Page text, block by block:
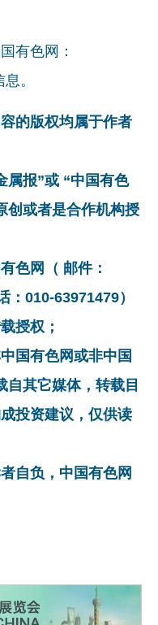
有色网：
。
的版权均属于作者
属报”或 “中国有色
创或者是合作机构授
色网（ 邮件：
010-63971479）
授权；
国有色网或非中国
自其它媒体，转载目
投资建议，仅供读
自负，中国有色网